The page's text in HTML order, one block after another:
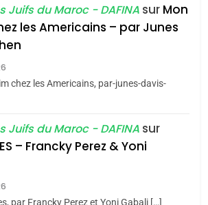
Maroc : Les amandes de
Tafraout, le miel de Tadla
du terroir
Oeil ravageur – Vanessa
De Loya Stauber
Juifs du Maroc - DAFINA sur Mon
les Americains – par Junes
chez les Americains, par-junes-davis-
Juifs du Maroc - DAFINA sur
– Francky Perez & Yoni
par Francky Perez et Yoni Gabali […]
meurtrière selon le rapport